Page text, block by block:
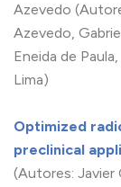
Azevedo
Azevedo,
Eneida de
Lima)
Optimized
preclinical
(Autores: Javier